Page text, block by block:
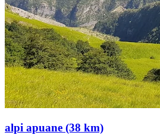
alpi apuane (38 km)